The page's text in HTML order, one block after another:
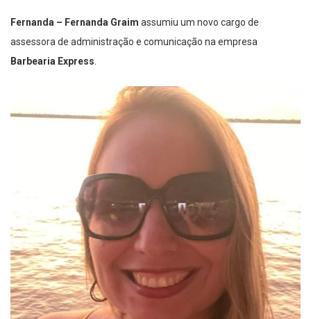
Fernanda – Fernanda Graim assumiu um novo cargo de
assessora de administração e comunicação na empresa
Barbearia Express